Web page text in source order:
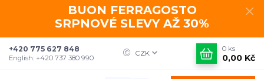
BUON FERRAGOSTO
SRPNOVÉ SLEVY AŽ 30%
CZK
+420 775 627 848
English: +420 737 380 990
0 ks
0,00 Kč